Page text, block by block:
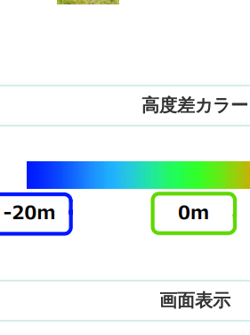
高度差カラー
画面表示